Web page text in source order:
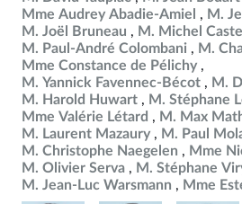
Mme Audrey Abadie-Amiel
M.
M. Joël Bruneau
M. Michel
M. Paul-André Colombani
M.
Mme Constance de Pélichy
M. Yannick Favennec-Bécot
M.
M. Harold Huwart
M. Stéphane
Mme Valérie Létard
M. Max
M. Laurent Mazaury
M. Paul
M. Christophe Naegelen
Mme
M. Olivier Serva
M. Stéphane
M. Jean-Luc Warsmann
Mme